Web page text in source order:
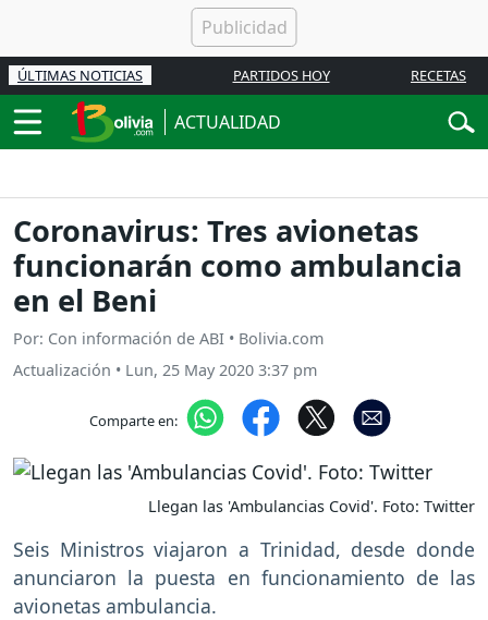
ÚLTIMAS NOTICIAS PARTIDOS HOY RECETAS
ACTUALIDAD
Coronavirus: Tres avionetas
funcionarán como ambulancia
en el Beni
Por: Con información de ABI • Bolivia.com
Actualización • Lun, 25 May 2020 3:37 pm
Comparte en:
Llegan las 'Ambulancias Covid'. Foto: Twitter
Seis Ministros viajaron a Trinidad, desde donde
anunciaron la puesta en funcionamiento de las
avionetas ambulancia.